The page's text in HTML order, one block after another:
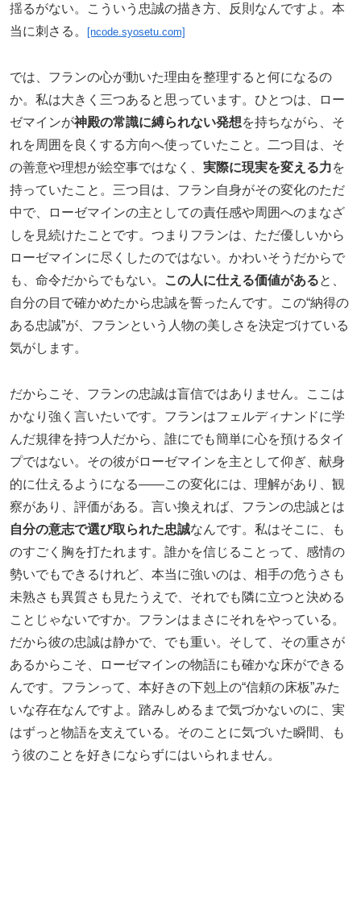
揺るがない。こういう忠誠の描き方、反則なんですよ。本
当に刺さる。
[ncode.syosetu.com]
では、フランの心が動いた理由を整理すると何になるの
か。私は大きく三つあると思っています。ひとつは、ロー
ゼマインが神殿の常識に縛られない発想を持ちながら、そ
れを周囲を良くする方向へ使っていたこと。二つ目は、そ
の善意や理想が絵空事ではなく、 実際に現実を変える力を
持っていたこと。三つ目は、フラン自身がその変化のただ
中で、ローゼマインの主としての責任感や周囲へのまなざ
しを見続けたことです。つまりフランは、ただ優しいから
ローゼマインに尽くしたのではない。かわいそうだからで
も、命令だからでもない。
この人に仕える価値があると、
自分の目で確かめたから忠誠を誓ったんです。この“納得の
ある忠誠”が、フランという人物の美しさを決定づけている
気がします。
だからこそ、フランの忠誠は盲信ではありません。ここは
かなり強く言いたいです。フランはフェルディナンドに学
んだ規律を持つ人だから、誰にでも簡単に心を預けるタイ
プではない。その彼がローゼマインを主として仰ぎ、献身
的に仕えるようになる――この変化には、理解があり、観
察があり、評価がある。言い換えれば、フランの忠誠とは
自分の意志で選び取られた忠誠なんです。私はそこに、も
のすごく胸を打たれます。誰かを信じることって、感情の
勢いでもできるけれど、本当に強いのは、相手の危うさも
未熟さも異質さも見たうえで、それでも隣に立つと決める
ことじゃないですか。フランはまさにそれをやっている。
だから彼の忠誠は静かで、でも重い。そして、その重さが
あるからこそ、ローゼマインの物語にも確かな床ができる
んです。フランって、本好きの下剋上の“信頼の床板”みた
いな存在なんですよ。踏みしめるまで気づかないのに、実
はずっと物語を支えている。そのことに気づいた瞬間、も
う彼のことを好きにならずにはいられません。